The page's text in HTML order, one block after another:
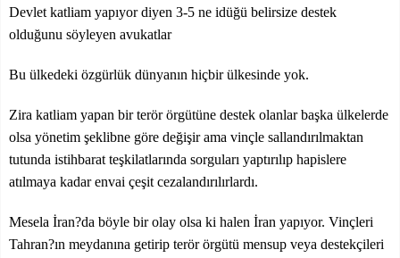
Devlet katliam yapıyor diyen 3-5 ne idüğü belirsize destek
olduğunu söyleyen avukatlar
Bu ülkedeki özgürlük dünyanın hiçbir ülkesinde yok.
Zira katliam yapan bir terör örgütüne destek olanlar başka ülkelerde
olsa yönetim şeklibne göre değişir ama vinçle sallandırılmaktan
tutunda istihbarat teşkilatlarında sorguları yaptırılıp hapislere
atılmaya kadar envai çeşit cezalandırılırlardı.
Mesela İran?da böyle bir olay olsa ki halen İran yapıyor. Vinçleri
Tahran?ın meydanına getirip terör örgütü mensup veya destekçileri